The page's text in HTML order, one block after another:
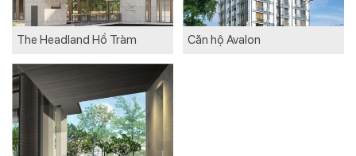
The Headland Hồ Tràm Căn hộ Avalon